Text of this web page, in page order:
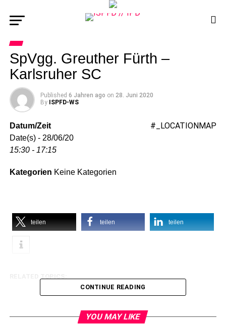
SpVgg. Greuther Fürth –
Karlsruher SC
Published 6 Jahren ago on 28. Juni 2020
By ISPFD-WS
#_LOCATIONMAP
Datum/Zeit
Date(s) - 28/06/20
15:30 - 17:15
Kategorien Keine Kategorien
teilen teilen teilen
CONTINUE READING
YOU MAY LIKE